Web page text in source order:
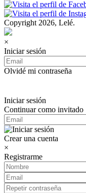
Copyright 2026, Lelé.
×
Iniciar sesión
Olvidé mi contraseña
Iniciar sesión
Continuar como invitado
Crear una cuenta
×
Registrarme